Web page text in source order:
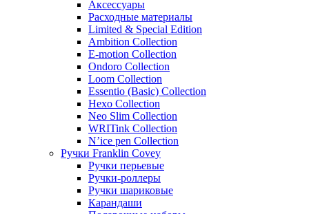
Аксессуары
Расходные материалы
Limited & Special Edition
Ambition Collection
E-motion Collection
Ondoro Collection
Loom Collection
Essentio (Basic) Collection
Hexo Collection
Neo Slim Collection
WRITink Collection
N’ice pen Collection
Ручки Franklin Covey
Ручки перьевые
Ручки-роллеры
Ручки шариковые
Карандаши